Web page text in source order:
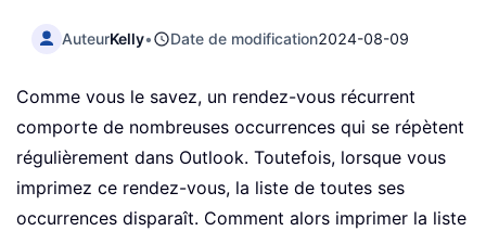
AuteurKelly• Date de modification2024-08-09
Comme vous le savez, un rendez-vous récurrent
comporte de nombreuses occurrences qui se répètent
régulièrement dans Outlook. Toutefois, lorsque vous
imprimez ce rendez-vous, la liste de toutes ses
occurrences disparaît. Comment alors imprimer la liste